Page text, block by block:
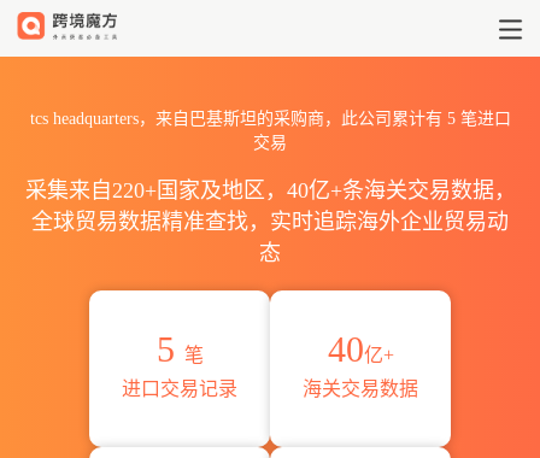
tcs headquarters，来自巴基斯坦的采购商，此公司累计有 5笔进口
交易
采集来自220+国家及地区，40亿+条海关交易数据，
全球贸易数据精准查找，实时追踪海外企业贸易动
态
5 笔
进口交易记录
40亿+
海关交易数据